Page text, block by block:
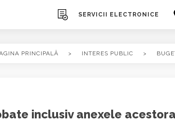
SERVICII ELECTRONICE
PRINCIPALĂ > INTERES PUBLIC >
inclusiv anexele acestora